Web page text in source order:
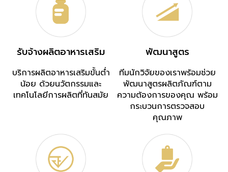
รับจ้างผลิตอาหารเสริม
บริการผลิตอาหารเสริมขั้นต่ำ
น้อย ด้วยนวัตกรรมและ
เทคโนโลยีการผลิตที่ทันสมัย
พัฒนาสูตร
ทีมนักวิจัยของเราพร้อมช่วย
พัฒนาสูตรผลิตภัณฑ์ตาม
ความต้องการของคุณ พร้อม
กระบวนการตรวจสอบ
คุณภาพ